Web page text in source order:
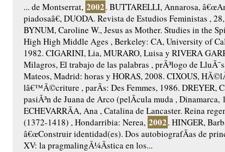
... de Montserrat, 2002. BUTTARELLI, Annarosa,
piadosaâ€, DUODA. Revista de Estudios Feministas ,
BYNUM, Caroline W., Jesus as Mother. Studies in the
High High Middle Ages , Berkeley: CA, University of
1982. CIGARINI, Lia, MURARO, Luisa y RIVERA
Milagros, El trabajo de las palabras , prÃ³logo de
Mateos, Madrid: horas y HORAS, 2008. CIXOUS,
lâ€™Ã©criture , parÃ­s: Des Femmes, 1986. DREYER,
pasiÃ³n de Juana de Arco (pelÃ­cula muda , Dinamarca,
ECHEVARRÃA, Ana , Catalina de Lancaster. Reina
(1372-1418) , Hondarribia: Nerea, 2002. HINGER,
â€œConstruir identidad(es). Dos autobiografÃ­as de
XV: la pragmalingÃ¼Ã­stica en los...